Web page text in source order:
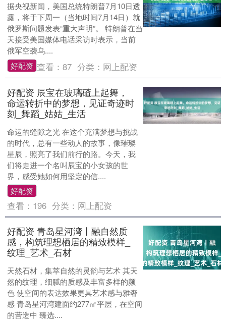
据央视新闻，美国总统特朗普7月10日透
露，将于下周一（当地时间7月14日）就
俄罗斯问题发表“重大声明”。 特朗普在当
天接受美国媒体电话采访时表示，当前
俄军空袭乌....
好配资 查看：87 分类： 网上配资
好配资 辰宝在玻璃碴上起舞，
命运转折中的梦想，见证奇迹时
刻_舞蹈_姑姑_生活
命运的缝隙之光 在这个充满梦想与挑战
的时代，总有一些动人的故事，像璀璨
星辰，照亮了我们前行的路。今天，我
们将走进一个名叫辰宝的小女孩的世
界，感受她如何用坚定的信....
好配资
查看： 196 分类： 网上配资
好配资 青岛星河湾丨融自然质
感，构筑理想栖居的精致模样_
纹理_艺术_石材
天然石材，集萃自然的灵韵与艺术 其天
然的纹理，细腻的质感及丰富多样的颜
色 使空间的表达效果更具艺术感与雅奢
感 青岛星河湾建面约277㎡平层，在空间
的营造中 臻选....